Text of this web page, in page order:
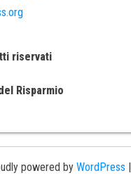
riservati
Risparmio
powered by WordPress |